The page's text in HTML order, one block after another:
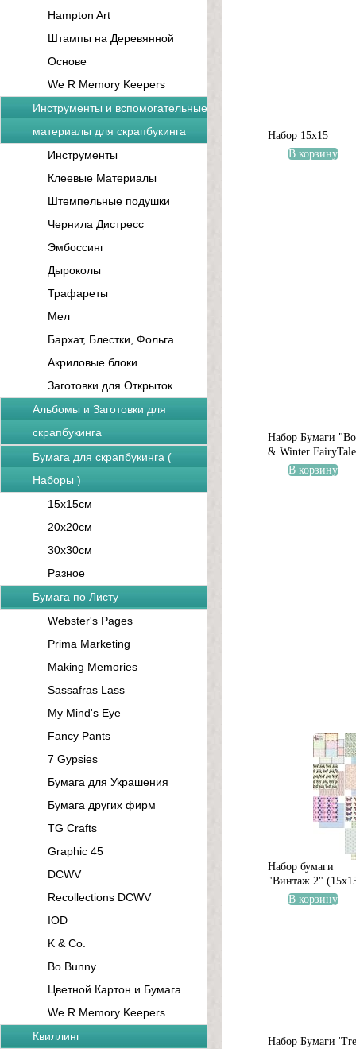
Hampton Art
Штампы на Деревянной
Основе
We R Memory Keepers
Инструменты и вспомогательные
материалы для скрапбукинга
Инструменты
Клеевые Материалы
Штемпельные подушки
Чернила Дистресс
Эмбоссинг
Дыроколы
Трафареты
Мел
Бархат, Блестки, Фольга
Акриловые блоки
Заготовки для Открыток
Альбомы и Заготовки для
скрапбукинга
Бумага для скрапбукинга (
Наборы )
15x15см
20x20см
30x30см
Разное
Бумага по Листу
Webster's Pages
Prima Marketing
Making Memories
Sassafras Lass
My Mind's Eye
Fancy Pants
7 Gypsies
Бумага для Украшения
Бумага других фирм
TG Crafts
Graphic 45
DCWV
Recollections DCWV
IOD
K & Co.
Bo Bunny
Цветной Картон и Бумага
We R Memory Keepers
Квиллинг
Набор 15х15
В корзину
Набор Бумаги
& Winter
В корзину
Набор бумаги
"Винтаж 2"
В корзину
Набор Бумаги